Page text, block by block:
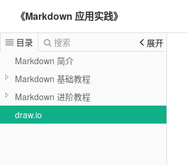
《Markdown 应用实践》
目录 搜索
展开
Markdown 简介
Markdown 基础教程
Markdown 进阶教程
draw.io